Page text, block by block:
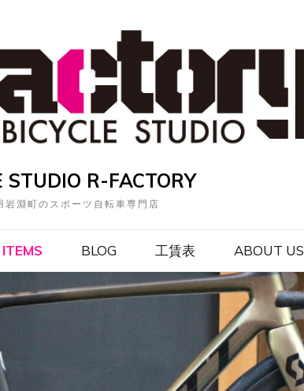
STUDIO R-FACTORY
岩淵町のスポーツ自転車専門店
BLOG 工賃表 ABOUT US